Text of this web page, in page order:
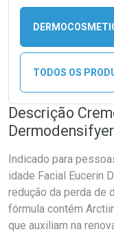
TODOS OS
Descrição
Indicado para
idade Facial Eucerin
redução da perda de
fórmula contém
que auxiliam na